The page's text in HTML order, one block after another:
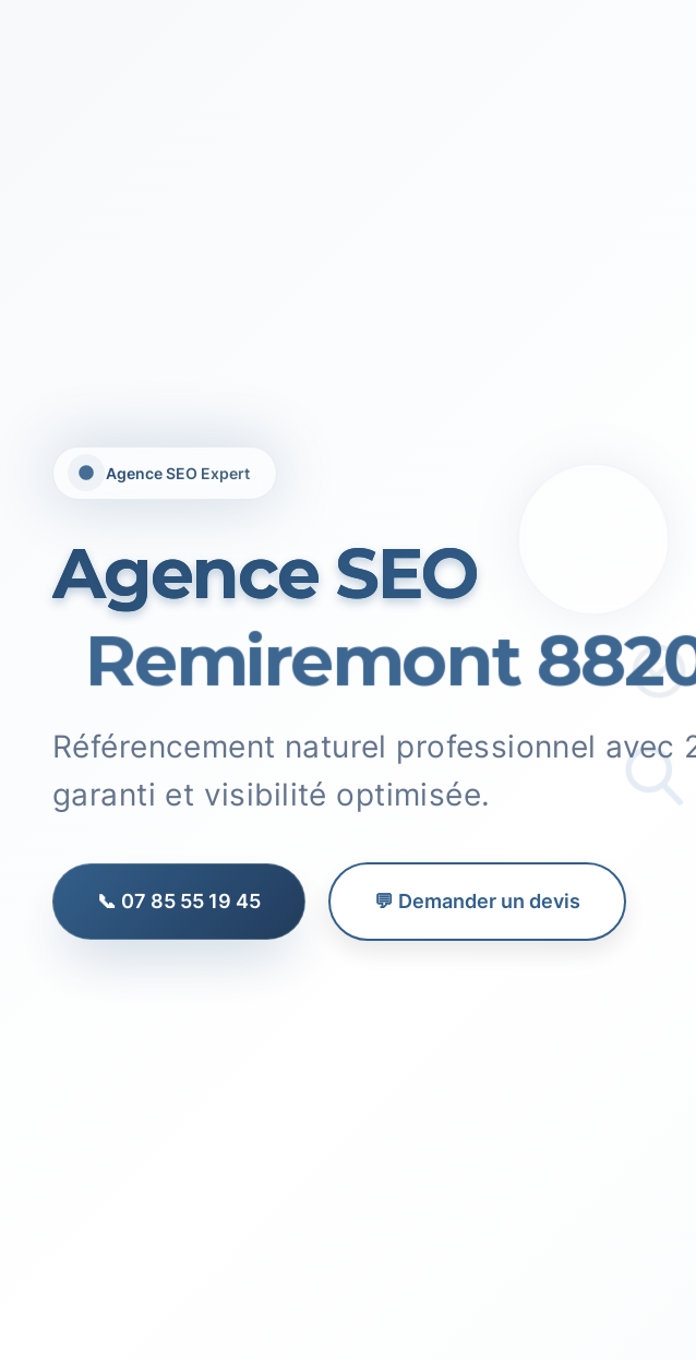
Agence SEO Expert
Agence SEO
Remiremont
Référencement naturel professionnel
garanti et visibilité optimisée.
📞 07 85 55 19 45 💬 Demander un devis